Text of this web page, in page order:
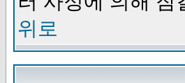
위로